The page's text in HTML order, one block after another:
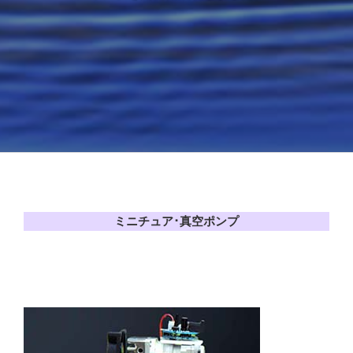
ミニチュア･真空ポンプ